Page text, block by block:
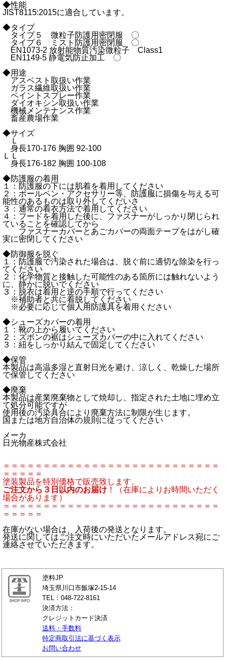
◆性能
JIST8115:2015に適合しています。
◆タイプ
タイプ５ 微粒子防護用密閉服 〇
タイプ６ ミスト防護用密閉服 〇
EN1073-2 放射能物質汚染微粒子 Class1
EN1149-5 静電気防止加工 〇
◆用途
アスベスト取扱い作業
ガラス繊維取扱い作業
ペイントスプレー作業
ダイオキシン取扱い作業
機械メンテナンス作業
畜産農場作業
◆サイズ
Ｌ
身長170-176 胸囲 92-100
ＬＬ
身長176-182 胸囲 100-108
◆防護服の着用
１：防護服の下には肌着を着用してください
２：ボールペン・アクセサリー等、防護服に損傷を与える可
能性のあるものは取り外してくだいさ
３：通常の着衣方法で着用してください
４：フードを着用した後に、ファスナーがしっかり閉じられ
ていることを確認してから
ファスナーカバーとあごカバーの両面テープをはがし確
実に密閉してください
◆防御服を脱ぐ
１：防護服で汚染された場合は、脱ぐ前に適切な除染を行っ
てください
２：化学物質と接触した可能性のある箇所には触れないよう
に、静かに脱いでください
３：脱衣は着用と逆の手順で行ってください
※補助者と共に着脱してください
※必要に応じて個人用防護具を着用ください
◆シューズカバーの着用
１：靴の上から履いてください
２：ズボンの裾はシューズカバーの中に入れてください
３：紐をしっかり結んで固定してください
◆保管
本製品は高温多湿と直射日光を避け、涼しく、乾燥した場所
で保管してください
◆廃棄
本製品は産業廃棄物として焼却し、指定された土地に埋め立
て処分可能ですが
使用後の汚染具合により廃棄方法に制限が生じます。
国または地方自治体の規則に従ってください
メーカ
日光物産株式会社
＝＝＝＝＝＝＝＝＝＝＝＝＝＝＝＝＝＝＝＝＝＝＝＝＝＝＝
＝＝＝＝＝
塗装製品を特別価格で販売致します。
ご注文から３日以内のお届け ！（在庫によりお時間いただく
場合があります）
＝＝＝＝＝＝＝＝＝＝＝＝＝＝＝＝＝＝＝＝＝＝＝＝＝＝＝
＝＝＝＝＝
在庫がない場合は、入荷後の発送となります。
発送に関してはご注文時にいただいたメールアドレス宛にご
連絡させていただきます。
塗料JP
埼玉県川口市飯塚2-15-14
TEL：048-722-8161
決済方法：
クレジットカード決済
送料・手数料
特定商取引法に基づく表示
お問い合わせ